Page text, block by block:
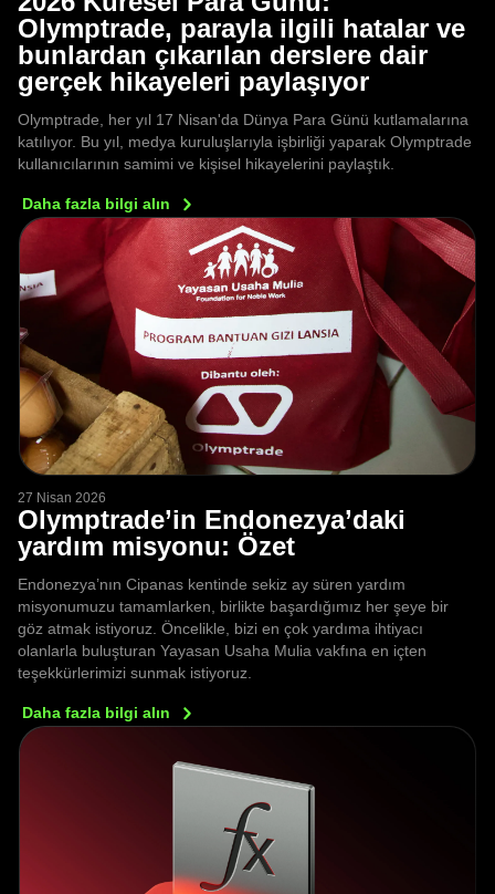
Olymptrade, parayla ilgili hatalar ve
bunlardan çıkarılan derslere dair
gerçek hikayeleri paylaşıyor
Olymptrade, her yıl 17 Nisan'da Dünya Para Günü kutlamalarına
katılıyor. Bu yıl, medya kuruluşlarıyla işbirliği yaparak Olymptrade
kullanıcılarının samimi ve kişisel hikayelerini paylaştık.
Daha fazla bilgi alın
27 Nisan 2026
Olymptrade’in Endonezya’daki
yardım misyonu: Özet
Endonezya’nın Cipanas kentinde sekiz ay süren yardım
misyonumuzu tamamlarken, birlikte başardığımız her şeye bir
göz atmak istiyoruz. Öncelikle, bizi en çok yardıma ihtiyacı
olanlarla buluşturan Yayasan Usaha Mulia vakfına en içten
teşekkürlerimizi sunmak istiyoruz.
Daha fazla bilgi alın